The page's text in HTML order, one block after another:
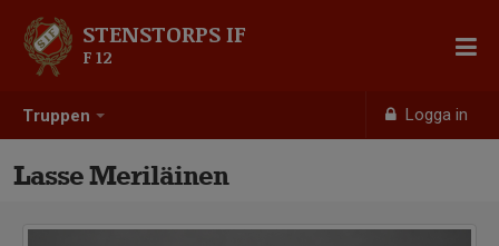
Truppen Logga in
STENSTORPS IF
F 12
Lasse Meriläinen